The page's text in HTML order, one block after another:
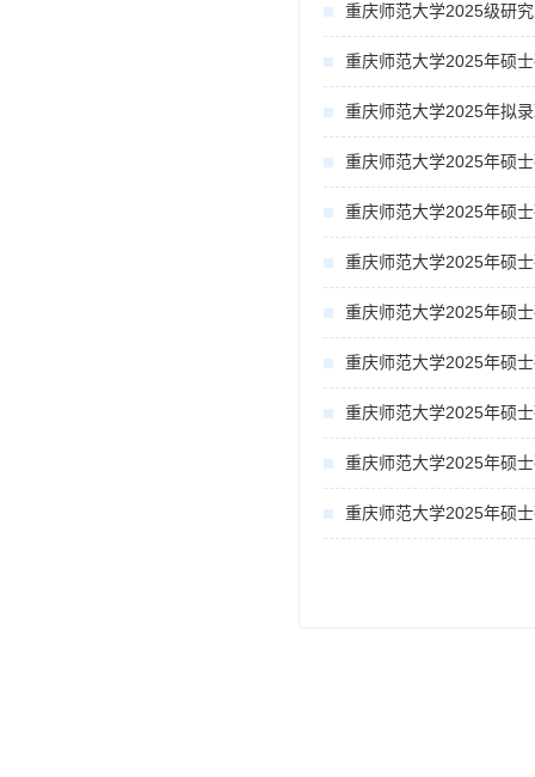
重庆师范大学2025级研
重庆师范大学2025年硕
重庆师范大学2025年拟
重庆师范大学2025年硕
重庆师范大学2025年硕
重庆师范大学2025年硕
重庆师范大学2025年硕
重庆师范大学2025年硕
重庆师范大学2025年硕
重庆师范大学2025年硕
重庆师范大学2025年硕